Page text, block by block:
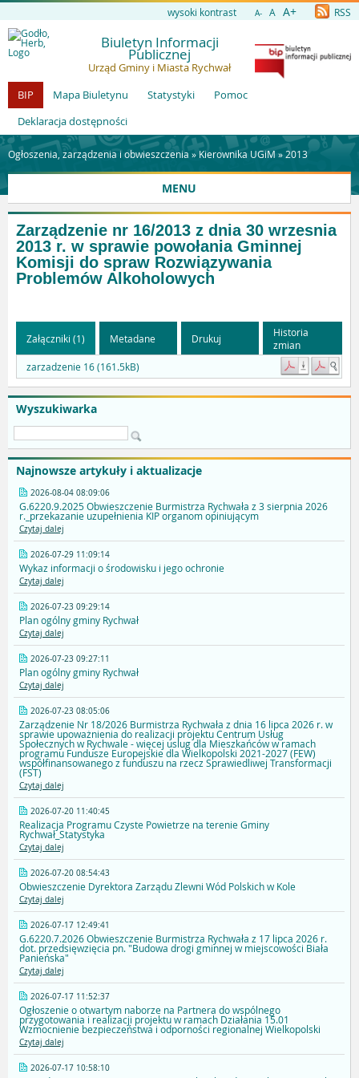
wysoki kontrast A- A A+ RSS
Biuletyn Informacji
Publicznej
Urząd Gminy i Miasta Rychwał
BIP
Mapa Biuletynu Statystyki
Pomoc
Deklaracja dostępności
Ogłoszenia, zarządzenia i obwieszczenia » Kierownika UGiM» 2013
MENU
Wyszukiwarka
Najnowsze artykuły i aktualizacje
2026-08-04 08:09:06
G.6220.9.2025 Obwieszczenie Burmistrza Rychwała z 3 sierpnia 2026
r._przekazanie uzupełnienia KIP organom opiniującym
Czytaj dalej
2026-07-29 11:09:14
Wykaz informacji o środowisku i jego ochronie
Czytaj dalej
2026-07-23 09:29:14
Plan ogólny gminy Rychwał
Czytaj dalej
2026-07-23 09:27:11
Plan ogólny gminy Rychwał
Czytaj dalej
2026-07-23 08:05:06
Zarządzenie Nr 18/2026 Burmistrza Rychwała z dnia 16 lipca 2026 r. w
sprawie upoważnienia do realizacji projektu Centrum Usług
Społecznych w Rychwale - więcej uslug dla Mieszkańców w ramach
programu Fundusze Europejskie dla Wielkopolski 2021-2027 (FEW)
współfinansowanego z funduszu na rzecz Sprawiedliwej Transformacji
(FST)
Czytaj dalej
2026-07-20 11:40:45
Realizacja Programu Czyste Powietrze na terenie Gminy
Rychwał_Statystyka
Czytaj dalej
2026-07-20 08:54:43
Obwieszczenie Dyrektora Zarządu Zlewni Wód Polskich w Kole
Czytaj dalej
2026-07-17 12:49:41
G.6220.7.2026 Obwieszczenie Burmistrza Rychwała z 17 lipca 2026 r.
dot. przedsięwzięcia pn. "Budowa drogi gminnej w miejscowości Biała
Panieńska"
Czytaj dalej
2026-07-17 11:52:37
Ogłoszenie o otwartym naborze na Partnera do wspólnego
przygotowania i realizacji projektu w ramach Działania 15.01
Wzmocnienie bezpieczeństwa i odporności regionalnej Wielkopolski
Czytaj dalej
2026-07-17 10:58:10
Zarządzenie nr 16/2013 z dnia 30 wrzesnia
2013 r. w sprawie powołania Gminnej
Komisji do spraw Rozwiązywania
Problemów Alkoholowych
Załączniki (1) Metadane Drukuj
Historia
zmian
zarzadzenie 16 (161.5kB)